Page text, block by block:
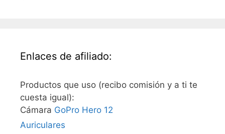
Enlaces de afiliado:
Productos que uso (recibo comisión y a ti te
cuesta igual):
Cámara GoPro Hero 12
Auriculares